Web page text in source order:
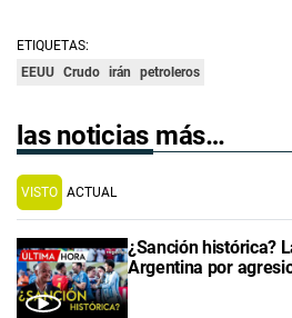
ETIQUETAS:
EEUU Crudo irán petroleros
las noticias más…
VISTO ACTUAL
¿Sanción histórica?
Argentina por